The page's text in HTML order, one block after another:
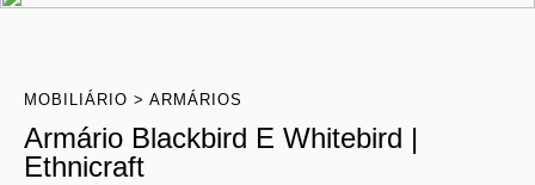
MOBILIÁRIO ARMÁRIOS
Armário Blackbird E Whitebird |
Ethnicraft